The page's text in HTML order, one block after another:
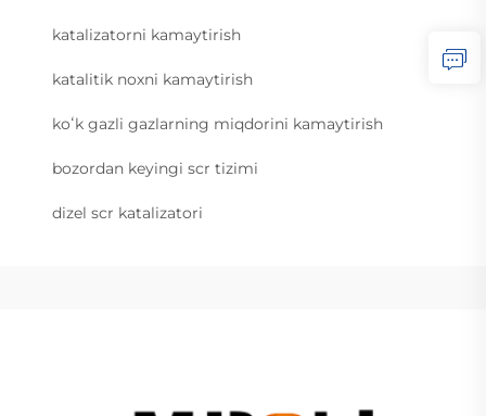
katalizatorni kamaytirish
katalitik noxni kamaytirish
koʻk gazli gazlarning miqdorini kamaytirish
bozordan keyingi scr tizimi
dizel scr katalizatori